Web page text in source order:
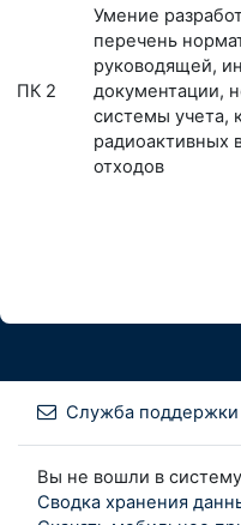
ПК 2
Умение
перечень
руководящей,
документации,
системы учета,
радиоактивных
отходов
Служба поддержки
Вы не вошли в
Сводка хранения